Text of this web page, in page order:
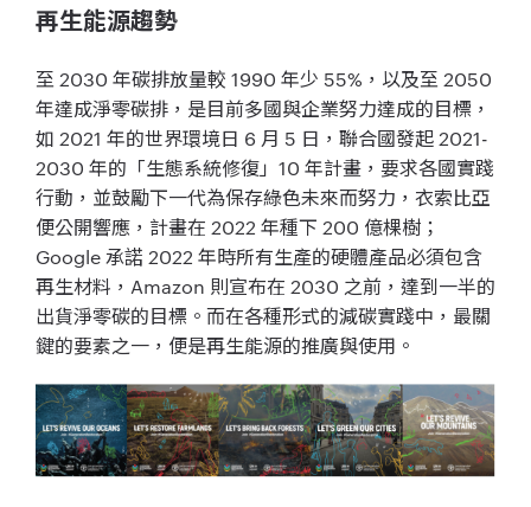
再生能源趨勢
至 2030 年碳排放量較 1990 年少 55%，以及至 2050
年達成淨零碳排，是目前多國與企業努力達成的目標，
如 2021 年的世界環境日 6 月 5 日，聯合國發起 2021-
2030 年的「生態系統修復」10 年計畫，要求各國實踐
行動，並鼓勵下一代為保存綠色未來而努力，衣索比亞
便公開響應，計畫在 2022 年種下 200 億棵樹；
Google 承諾 2022 年時所有生產的硬體產品必須包含
再生材料，Amazon 則宣布在 2030 之前，達到一半的
出貨淨零碳的目標。而在各種形式的減碳實踐中，最關
鍵的要素之一，便是再生能源的推廣與使用。